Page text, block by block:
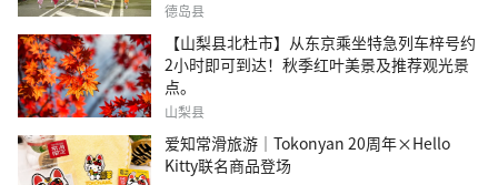
德岛县
【山梨县北杜市】从东京乘坐特急列车梓号约
2小时即可到达！秋季红叶美景及推荐观光景
点。
山梨县
爱知常滑旅游｜Tokonyan 20周年×Hello
Kitty联名商品登场